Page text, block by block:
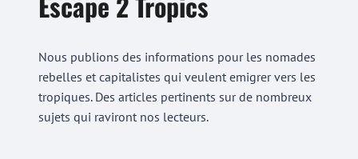
Nous publions des informations pour les nomades
rebelles et capitalistes qui veulent emigrer vers les
tropiques. Des articles pertinents sur de nombreux
sujets qui raviront nos lecteurs.